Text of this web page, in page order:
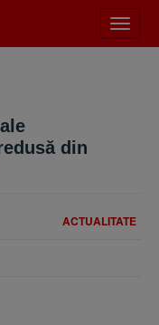
meniu
din
ACTUALITATE